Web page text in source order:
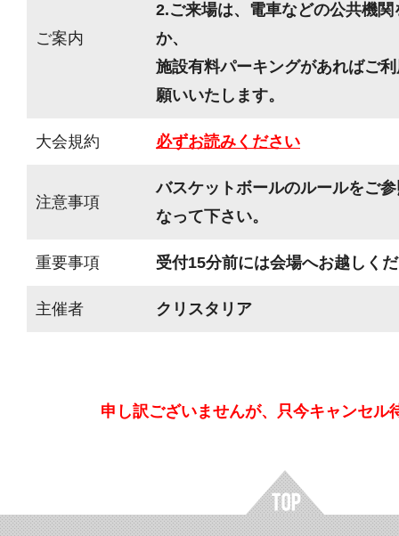
ご案内
2.ご来場は、電車などの公共機
か、
施設有料パーキングがあればご
願いいたします。
大会規約 必ずお読みください
注意事項
バスケットボールのルールをご
なって下さい。
重要事項 受付15分前には会場へお越しく
主催者 クリスタリア
申し訳ございませんが、只今キャンセル